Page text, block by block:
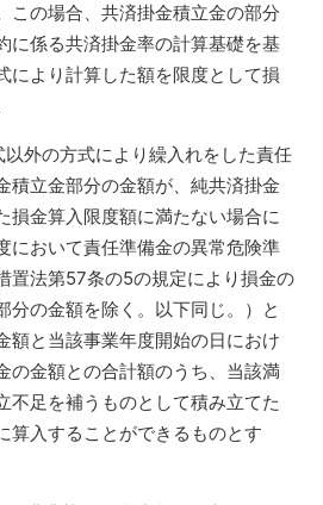
この場合、共済掛金積立金の部分
に係る共済掛金率の計算基礎を基
により計算した額を限度として損
外の方式により繰入れをした責任
積立金部分の金額が、純共済掛金
損金算入限度額に満たない場合に
において責任準備金の異常危険準
置法第57条の5の規定により損金の
分の金額を除く。以下同じ。）と
額と当該事業年度開始の日におけ
の金額との合計額のうち、当該満
不足を補うものとして積み立てた
算入することができるものとす